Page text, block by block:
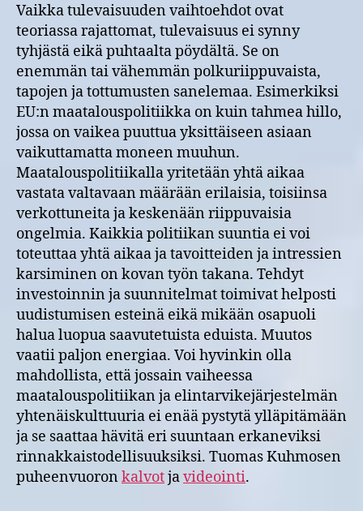
Vaikka tulevaisuuden vaihtoehdot ovat
teoriassa rajattomat, tulevaisuus ei synny
tyhjästä eikä puhtaalta pöydältä. Se on
enemmän tai vähemmän polkuriippuvaista,
tapojen ja tottumusten sanelemaa. Esimerkiksi
EU:n maatalouspolitiikka on kuin tahmea hillo,
jossa on vaikea puuttua yksittäiseen asiaan
vaikuttamatta moneen muuhun.
Maatalouspolitiikalla yritetään yhtä aikaa
vastata valtavaan määrään erilaisia, toisiinsa
verkottuneita ja keskenään riippuvaisia
ongelmia. Kaikkia politiikan suuntia ei voi
toteuttaa yhtä aikaa ja tavoitteiden ja intressien
karsiminen on kovan työn takana. Tehdyt
investoinnin ja suunnitelmat toimivat helposti
uudistumisen esteinä eikä mikään osapuoli
halua luopua saavutetuista eduista. Muutos
vaatii paljon energiaa. Voi hyvinkin olla
mahdollista, että jossain vaiheessa
maatalouspolitiikan ja elintarvikejärjestelmän
yhtenäiskulttuuria ei enää pystytä ylläpitämään
ja se saattaa hävitä eri suuntaan erkaneviksi
rinnakkaistodellisuuksiksi. Tuomas Kuhmosen
puheenvuoronkalvotjavideointi.